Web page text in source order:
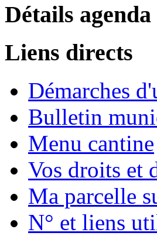
Détails agenda
Liens directs
Démarches
Bulletin
Menu cantine
Vos droits et
Ma parcelle
N° et liens